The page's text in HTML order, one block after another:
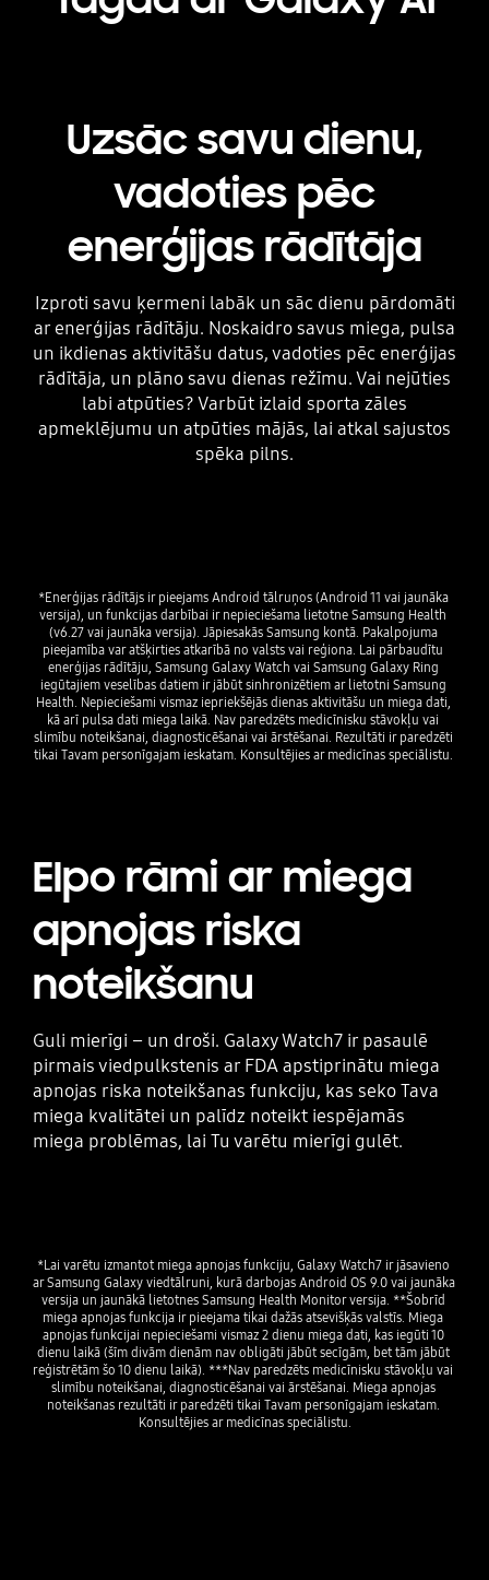
Uzsāc savu dienu,
vadoties pēc
enerģijas rādītāja
Izproti savu ķermeni labāk un sāc dienu pārdomāti
ar enerģijas rādītāju. Noskaidro savus miega, pulsa
un ikdienas aktivitāšu datus, vadoties pēc enerģijas
rādītāja, un plāno savu dienas režīmu. Vai nejūties
labi atpūties? Varbūt izlaid sporta zāles
apmeklējumu un atpūties mājās, lai atkal sajustos
spēka pilns.
*Enerģijas rādītājs ir pieejams Android tālruņos (Android 11 vai jaunāka
versija), un funkcijas darbībai ir nepieciešama lietotne Samsung Health
(v6.27 vai jaunāka versija). Jāpiesakās Samsung kontā. Pakalpojuma
pieejamība var atšķirties atkarībā no valsts vai reģiona. Lai pārbaudītu
enerģijas rādītāju, Samsung Galaxy Watch vai Samsung Galaxy Ring
iegūtajiem veselības datiem ir jābūt sinhronizētiem ar lietotni Samsung
Health. Nepieciešami vismaz iepriekšējās dienas aktivitāšu un miega dati,
kā arī pulsa dati miega laikā. Nav paredzēts medicīnisku stāvokļu vai
slimību noteikšanai, diagnosticēšanai vai ārstēšanai. Rezultāti ir paredzēti
tikai Tavam personīgajam ieskatam. Konsultējies ar medicīnas speciālistu.
Elpo rāmi ar miega
apnojas riska
noteikšanu
Guli mierīgi – un droši. Galaxy Watch7 ir pasaulē
pirmais viedpulkstenis ar FDA apstiprinātu miega
apnojas riska noteikšanas funkciju, kas seko Tava
miega kvalitātei un palīdz noteikt iespējamās
miega problēmas, lai Tu varētu mierīgi gulēt.
*Lai varētu izmantot miega apnojas funkciju, Galaxy Watch7 ir jāsavieno
ar Samsung Galaxy viedtālruni, kurā darbojas Android OS 9.0 vai jaunāka
versija un jaunākā lietotnes Samsung Health Monitor versija. **Šobrīd
miega apnojas funkcija ir pieejama tikai dažās atsevišķās valstīs. Miega
apnojas funkcijai nepieciešami vismaz 2 dienu miega dati, kas iegūti 10
dienu laikā (šīm divām dienām nav obligāti jābūt secīgām, bet tām jābūt
reģistrētām šo 10 dienu laikā). ***Nav paredzēts medicīnisku stāvokļu vai
slimību noteikšanai, diagnosticēšanai vai ārstēšanai. Miega apnojas
noteikšanas rezultāti ir paredzēti tikai Tavam personīgajam ieskatam.
Konsultējies ar medicīnas speciālistu.